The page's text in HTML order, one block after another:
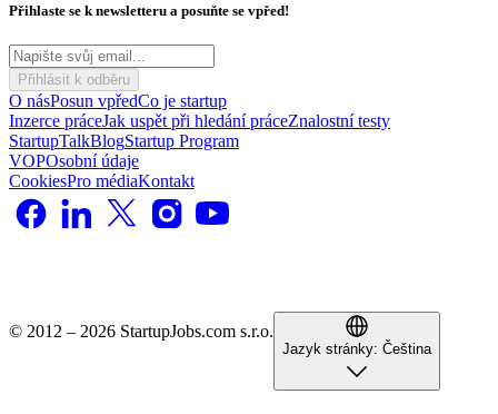
Přihlaste se k newsletteru a posuňte se vpřed!
Přihlásit k odběru
O násPosun vpředCo je startup
Inzerce práceJak uspět při hledání práceZnalostní testy
StartupTalkBlogStartup Program
VOPOsobní údaje
CookiesPro médiaKontakt
© 2012 – 2026 StartupJobs.com s.r.o.
Jazyk stránky: Čeština